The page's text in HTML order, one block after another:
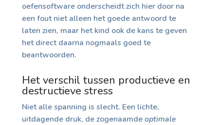
oefensoftware onderscheidt zich hier door na
een fout niet alleen het goede antwoord te
laten zien, maar het kind ook de kans te geven
het direct daarna nogmaals goed te
beantwoorden.
Het verschil tussen productieve en
destructieve stress
Niet alle spanning is slecht. Een lichte,
uitdagende druk, de zogenaamdeoptimale